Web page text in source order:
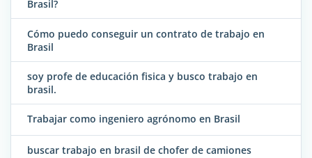
Brasil?
Cómo puedo conseguir un contrato de trabajo en
Brasil
soy profe de educación fisica y busco trabajo en
brasil.
Trabajar como ingeniero agrónomo en Brasil
buscar trabajo en brasil de chofer de camiones